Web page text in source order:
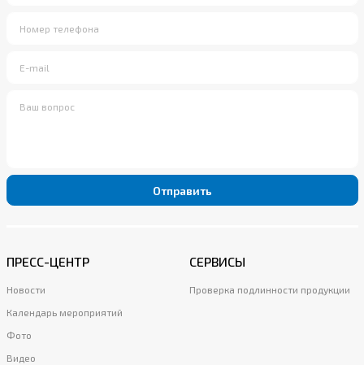
Отправить
ПРЕСС-ЦЕНТР
Новости
Календарь мероприятий
Фото
Видео
СЕРВИСЫ
Проверка подлинности продукции